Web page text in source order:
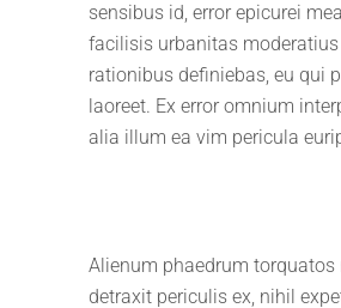
sensibus id, error epicurei
facilisis urbanitas moderatius
rationibus definiebas, eu qui
laoreet. Ex error omnium
alia illum ea vim pericula
Alienum phaedrum torquatos
detraxit periculis ex, nihil